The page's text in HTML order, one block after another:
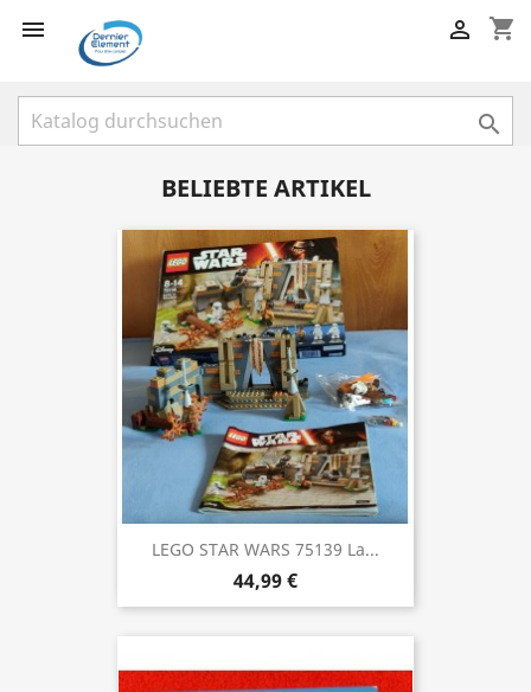
 shopping_cart


BELIEBTE ARTIKEL
LEGO STAR WARS 75139 La...
44,99 €